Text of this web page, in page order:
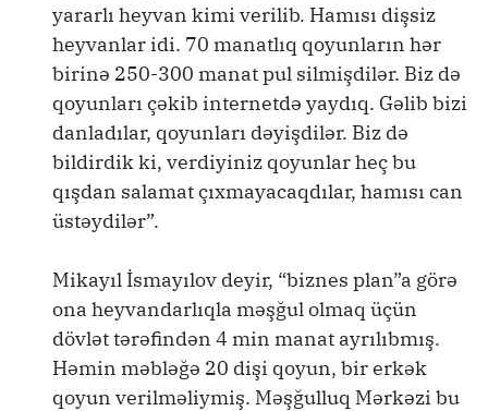
yararlı heyvan kimi verilib. Hamısı dişsiz
heyvanlar idi. 70 manatlıq qoyunların hər
birinə 250-300 manat pul silmişdilər. Biz də
qoyunları çəkib internetdə yaydıq. Gəlib bizi
danladılar, qoyunları dəyişdilər. Biz də
bildirdik ki, verdiyiniz qoyunlar heç bu
qışdan salamat çıxmayacaqdılar, hamısı can
üstəydilər”.
Mikayıl İsmayılov deyir, “biznes plan”a görə
ona heyvandarlıqla məşğul olmaq üçün
dövlət tərəfindən 4 min manat ayrılıbmış.
Həmin məbləğə 20 dişi qoyun, bir erkək
qoyun verilməliymiş. Məşğulluq Mərkəzi bu